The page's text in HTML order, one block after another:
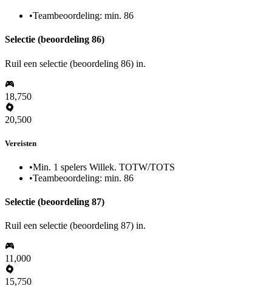
•Teambeoordeling: min. 86
Selectie (beoordeling 86)
Ruil een selectie (beoordeling 86) in.
18,750
20,500
Vereisten
•Min. 1 spelers Willek. TOTW/TOTS
•Teambeoordeling: min. 86
Selectie (beoordeling 87)
Ruil een selectie (beoordeling 87) in.
11,000
15,750